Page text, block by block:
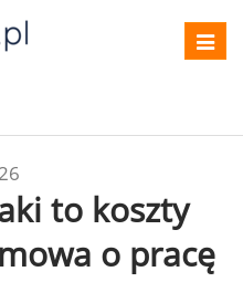
to koszty
o pracę